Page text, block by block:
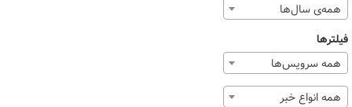
همه‌ی سال‌ها
فیلترها
همه سرویس‌ها
همه انواع خبر